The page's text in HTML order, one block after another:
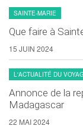
SAINTE-MARIE
Que faire à
15 JUIN 2024
L'ACTUALITÉ DU
Annonce de la
Madagascar
22 MAI 2024